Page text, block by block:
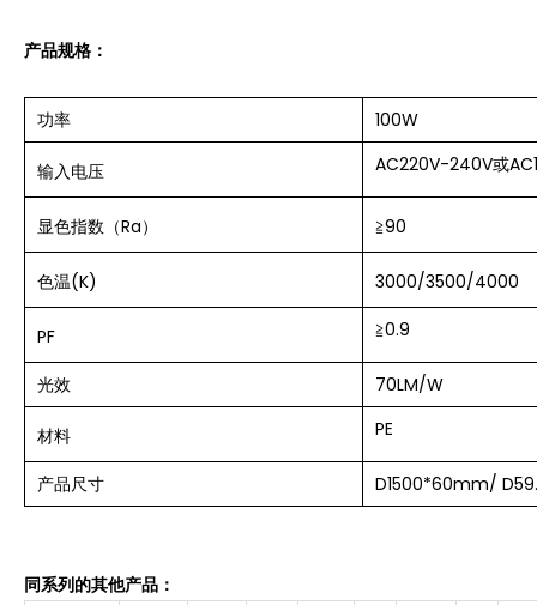
产品规格：
功率 100W
输入电压 AC220V-240V或
显色指数（Ra） ≧90
色温(K) 3000/3500/4000
PF ≧0.9
光效 70LM/W
材料 PE
产品尺寸 D1500*60mm/
同系列的其他产品：